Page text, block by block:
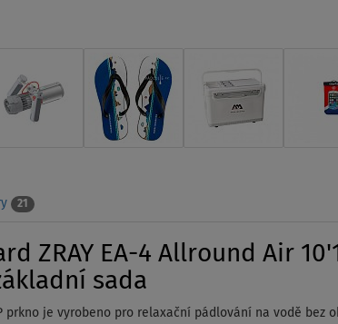
21
ZRAY EA-4 Allround Air
sada
prkno je vyrobeno pro relaxační pádlování na vodě